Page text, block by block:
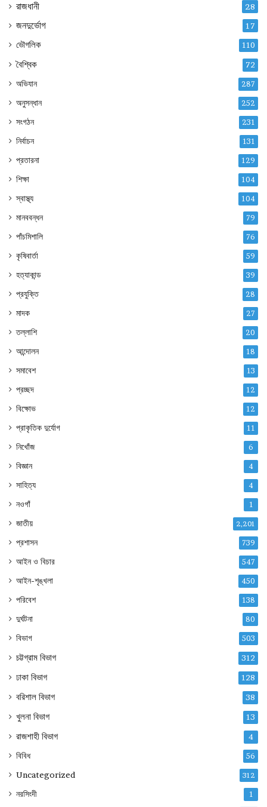
রাজধানী 28
জনদুর্ভোগ 17
ভৌগলিক 110
বৈশ্বিক 72
অভিযান 287
অনুসন্ধান 252
সংগঠন 231
নির্বাচন 131
প্রতারনা 129
শিক্ষা 104
স্বাস্থ্য 104
মানববন্ধন 79
পাঁচমিশালি 76
কৃষিবার্তা 59
হত্যাকান্ড 39
প্রযুক্তি 28
মাদক 27
তল্লাশি 20
আন্দোলন 18
সমাবেশ 13
প্রচ্ছদ 12
বিক্ষোভ 12
প্রাকৃতিক দুর্যোগ 11
নিখোঁজ 6
বিজ্ঞান 4
সাহিত্য 4
নওগাঁ 1
জাতীয় 2,201
প্রশাসন 739
আইন ও বিচার 547
আইন-শৃঙ্খলা 450
পরিবেশ 138
দুর্ঘটনা 80
বিভাগ 503
চট্টগ্রাম বিভাগ 312
ঢাকা বিভাগ 128
বরিশাল বিভাগ 38
খুলনা বিভাগ 13
রাজশাহী বিভাগ 4
বিবিধ 56
Uncategorized 312
নরসিংদী 1